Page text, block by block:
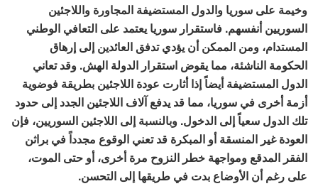
وخيمة على سوريا والدول المستضيفة المجاورة واللاجئين
السوريين أنفسهم. فاستقرار سوريا يعتمد على التعافي الوطني
المستدام، ومن الممكن أن يؤدي تدفق العائدين إلى إرهاق
الحكومة الناشئة، مما يقوض استقرار الدولة الهش. وقد تعاني
الدول المستضيفة أيضاً إذا أثارت عودة اللاجئين بطريقة فوضوية
أزمة أخرى في سوريا، مما قد يدفع آلاف اللاجئين الجدد إلى حدود
تلك الدول سعياً إلى الدخول. وبالنسبة إلى اللاجئين السوريين، فإن
العودة غير المنسقة أو المبكرة قد تعني الوقوع مجدداً في براثن
الفقر المدقع ومواجهة خطر النزوح مرة أخرى، أو حتى الموت،
على رغم أن الأوضاع بدت في طريقها إلى التحسن.